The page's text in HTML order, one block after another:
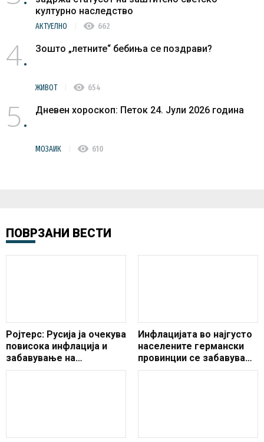
културно наследство
АКТУЕЛНО visibility 662
4 Зошто „летните“ бебиња се поздрави?
ЖИВОТ visibility 654
5 Дневен хороскоп: Петок 24. Јули 2026 година
МОЗАИК visibility 610
ПОВРЗАНИ ВЕСТИ
Ројтерс: Русија ја очекува
повисока инфлација и
забавување на
економскиот раст
Инфлацијата во најгусто
населените германски
провинции се забавува
во декември